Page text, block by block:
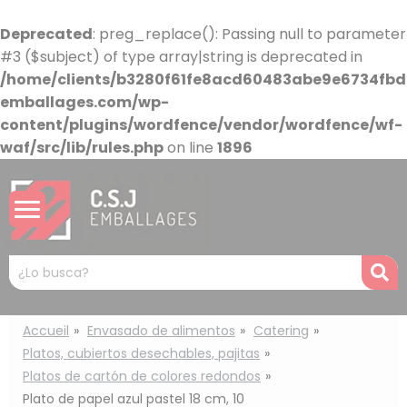
Deprecated: preg_replace(): Passing null to parameter
#3 ($subject) of type array|string is deprecated in
/home/clients/
emballages.com/wp-
content/plugins/wordfence/vendor/wordfence/wf-
waf/src/lib/rules.phpon line 1896
Mots
clés
:
Accueil Envasado de alimentos
Catering
Platos, cubiertos desechables, pajitas
Platos de cartón de colores redondos
Plato de papel azul pastel 18 cm, 10